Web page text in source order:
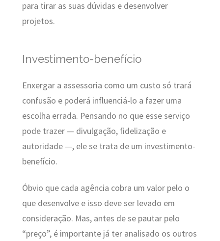
para tirar as suas dúvidas e desenvolver
projetos.
Investimento-benefício
Enxergar a assessoria como um custo só trará
confusão e poderá influenciá-lo a fazer uma
escolha errada. Pensando no que esse serviço
pode trazer — divulgação, fidelização e
autoridade —, ele se trata de um investimento-
benefício.
Óbvio que cada agência cobra um valor pelo o
que desenvolve e isso deve ser levado em
consideração. Mas, antes de se pautar pelo
“preço”, é importante já ter analisado os outros